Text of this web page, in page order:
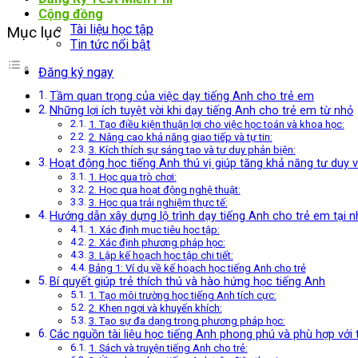
Cộng đồng
Tài liệu học tập
Tin tức nổi bật
Đăng ký ngay
Mục lục
Tầm quan trọng của việc dạy tiếng Anh cho trẻ em
Những lợi ích tuyệt vời khi dạy tiếng Anh cho trẻ em từ nhỏ
1. Tạo điều kiện thuận lợi cho việc học toán và khoa học:
2. Nâng cao khả năng giao tiếp và tự tin:
3. Kích thích sự sáng tạo và tư duy phản biện:
Hoạt động học tiếng Anh thú vị giúp tăng khả năng tư duy
1. Học qua trò chơi:
2. Học qua hoạt động nghệ thuật:
3. Học qua trải nghiệm thực tế:
Hướng dẫn xây dựng lộ trình dạy tiếng Anh cho trẻ em tại
1. Xác định mục tiêu học tập:
2. Xác định phương pháp học:
3. Lập kế hoạch học tập chi tiết:
Bảng 1: Ví dụ về kế hoạch học tiếng Anh cho trẻ
Bí quyết giúp trẻ thích thú và hào hứng học tiếng Anh
1. Tạo môi trường học tiếng Anh tích cực:
2. Khen ngợi và khuyến khích:
3. Tạo sự đa dạng trong phương pháp học:
Các nguồn tài liệu học tiếng Anh phong phú và phù hợp với
1. Sách và truyện tiếng Anh cho trẻ: